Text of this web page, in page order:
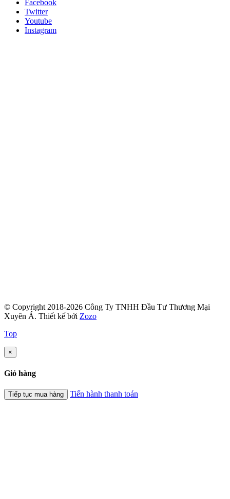
Facebook
Twitter
Youtube
Instagram
© Copyright 2018-2026 Công Ty TNHH Đầu Tư Thương Mại
Xuyên Á. Thiết kế bởi Zozo
Top
×
Giỏ hàng
Tiếp tục mua hàng Tiến hành thanh toán